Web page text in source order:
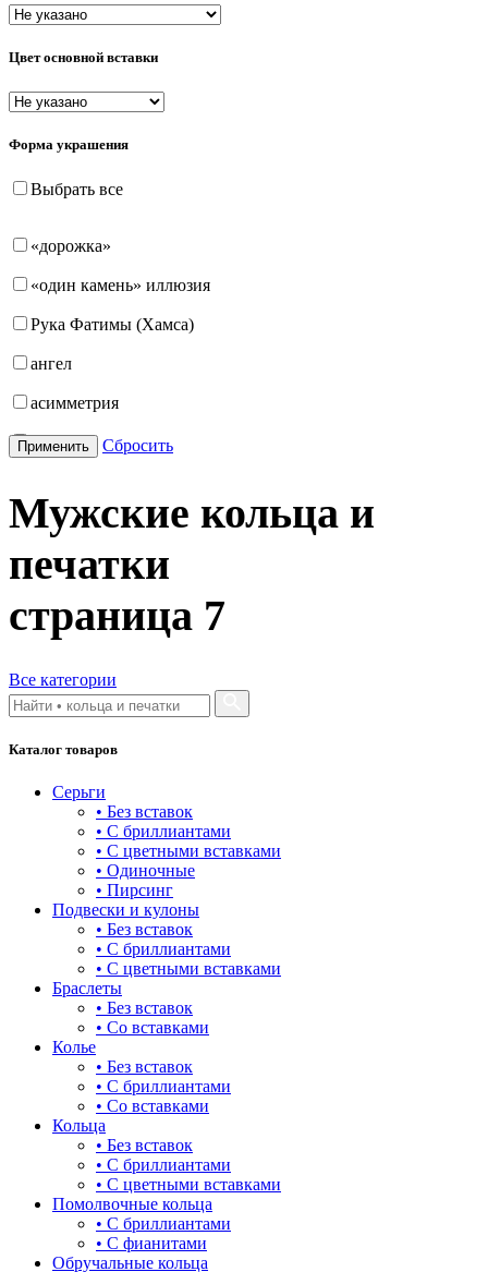
17.5
18
18.5
20.5
21
21.5
22
22.5
23
24
Цвет основной вставки
Форма украшения
Выбрать все
«дорожка»
«один камень» иллюзия
Рука Фатимы (Хамса)
ангел
асимметрия
бабочка
башня
бесконечность
булавка
волк
гвоздь
деревья
длинные
для мам
драконы и змеи
другие религии
животный мир
жучки и букашки
звезды
знаки зодиака
квадрат (куб)
клевер
ключ
Применить Сбросить
Мужские кольца и
печатки
страница 7
Все категории
Каталог товаров
Серьги
• Без вставок
• С бриллиантами
• С цветными вставками
• Одиночные
• Пирсинг
Подвески и кулоны
• Без вставок
• С бриллиантами
• С цветными вставками
Браслеты
• Без вставок
• Со вставками
Колье
• Без вставок
• С бриллиантами
• Со вставками
Кольца
• Без вставок
• С бриллиантами
• С цветными вставками
Помолвочные кольца
• С бриллиантами
• С фианитами
Обручальные кольца